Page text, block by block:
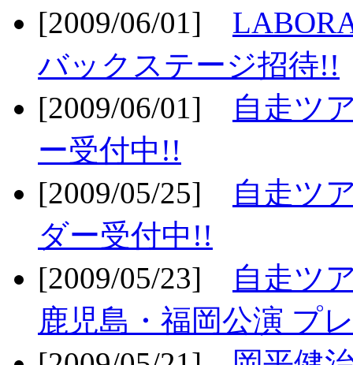
[2009/06/01]
バックステージ招待!!
[2009/06/01]
自走ツ
ー受付中!!
[2009/05/25]
自走ツ
ダー受付中!!
[2009/05/23]
自走ツ
鹿児島・福岡公演 プ